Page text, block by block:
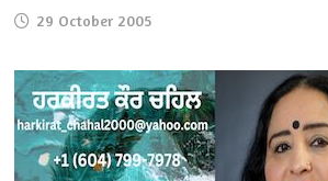
29 October 2005